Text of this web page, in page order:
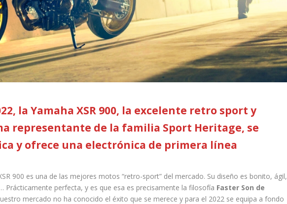
la Yamaha XSR 900, la excelente retro sport y
representante de la familia Sport Heritage, se
y ofrece una electrónica de primera línea
900 es una de las mejores motos “retro-sport” del mercado. Su diseño es bonito, ágil,
Prácticamente perfecta, y es que esa es precisamente la filosofía Faster Son de
mercado no ha conocido el éxito que se merece y para el 2022 se equipa a fondo